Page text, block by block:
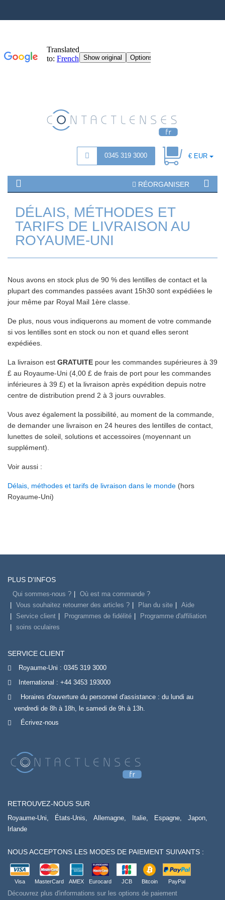
0345 319 3000 € EUR
RÉORGANISER
DÉLAIS, MÉTHODES ET
TARIFS DE LIVRAISON AU
ROYAUME-UNI
Nous avons en stock plus de 90 % des lentilles de contact et la
plupart des commandes passées avant 15h30 sont expédiées le
jour même par Royal Mail 1ère classe.
De plus, nous vous indiquerons au moment de votre commande
si vos lentilles sont en stock ou non et quand elles seront
expédiées.
La livraison est GRATUITE pour les commandes supérieures à 39
£ au Royaume-Uni (4,00 £ de frais de port pour les commandes
inférieures à 39 £) et la livraison après expédition depuis notre
centre de distribution prend 2 à 3 jours ouvrables.
Vous avez également la possibilité, au moment de la commande,
de demander une livraison en 24 heures des lentilles de contact,
lunettes de soleil, solutions et accessoires (moyennant un
supplément).
Voir aussi :
Délais, méthodes et tarifs de livraison dans le monde (hors
Royaume-Uni)
PLUS D'INFOS
Qui sommes-nous ?
Où est ma commande ?
Vous souhaitez retourner des articles ?
Plan du site
Aide
Service client
Programmes de fidélité
Programme d'affiliation
soins oculaires
SERVICE CLIENT
Royaume-Uni : 0345 319 3000
International : +44 3453 193000
Horaires d'ouverture du personnel d'assistance : du lundi au
vendredi de 8h à 18h, le samedi de 9h à 13h.
Écrivez-nous
RETROUVEZ-NOUS SUR
Royaume-Uni, États-Unis, Allemagne, Italie, Espagne,
Japon,
Irlande
NOUS ACCEPTONS LES MODES DE PAIEMENT SUIVANTS :
Visa MasterCard AMEX Eurocard JCB Bitcoin PayPal
Découvrez plus d'informations sur les options de paiement